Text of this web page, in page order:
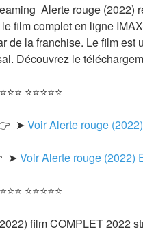
Alerte rouge (2022)
film complet en ligne
de la franchise. Le film
Découvrez le
⭐⭐⭐⭐⭐
➤ Voir Alerte rouge
➤ Voir Alerte rouge (2022)
⭐⭐⭐⭐⭐
film COMPLET 2022